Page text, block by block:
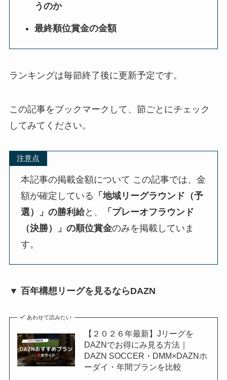
うのか
最終順位賞金の金額
ランキングは毎節終了後に更新予定です。
この記事をブックマークして、節ごとにチェック
してみてください。
注意点
本記事の掲載金額について この記事では、金
額が確定している 「地域リーグラウンド（予
選）」の勝利給と、
「プレーオフラウンド
（決勝）」の順位賞金のみを掲載していま
す。
▼ 百年構想リーグを見るならDAZN
あわせて読みたい
【２０２６年最新】Jリーグを
DAZNでお得にみ見る方法｜
DAZN SOCCER・DMM×DAZNホ
ーダイ・年間プランを比較